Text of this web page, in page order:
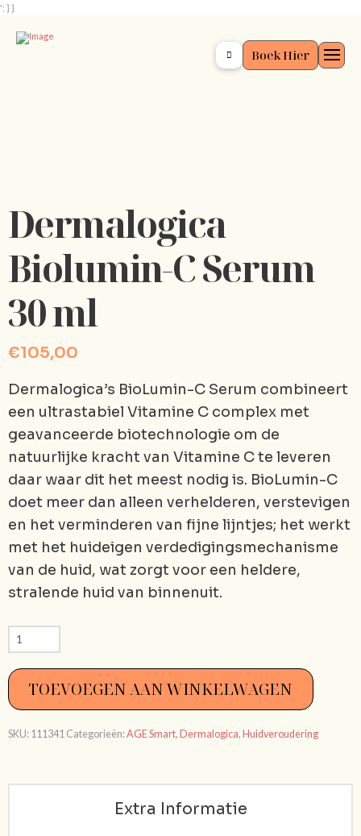
'; } }
Boek Hier
Dermalogica
Biolumin-C Serum
30 ml
€105,00
Dermalogica’s BioLumin-C Serum combineert
een ultrastabiel Vitamine C complex met
geavanceerde biotechnologie om de
natuurlijke kracht van Vitamine C te leveren
daar waar dit het meest nodig is. BioLumin-C
doet meer dan alleen verhelderen, verstevigen
en het verminderen van fijne lijntjes; het werkt
met het huideigen verdedigingsmechanisme
van de huid, wat zorgt voor een heldere,
stralende huid van binnenuit.
Dermalogica
Biolumin-
C
Serum
30
hoeveelheid
TOEVOEGEN AAN WINKELWAGEN
SKU: 111341 Categorieën:AGE Smart, Dermalogica, Huidveroudering
Extra Informatie